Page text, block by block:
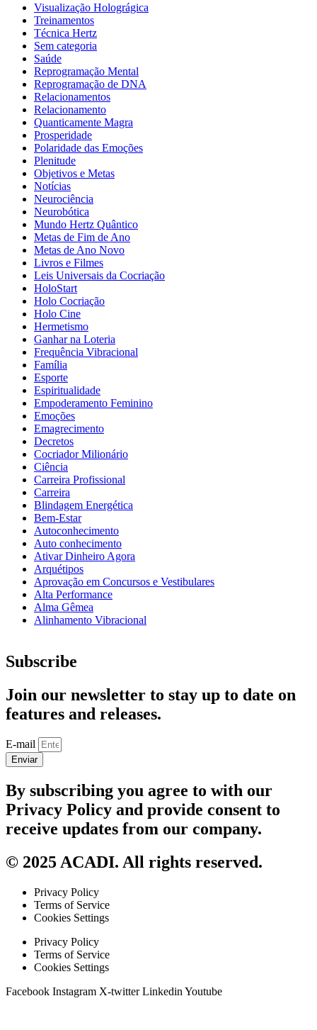
Visualização Holográgica
Treinamentos
Técnica Hertz
Sem categoria
Saúde
Reprogramação Mental
Reprogramação de DNA
Relacionamentos
Relacionamento
Quanticamente Magra
Prosperidade
Polaridade das Emoções
Plenitude
Objetivos e Metas
Notícias
Neurociência
Neurobótica
Mundo Hertz Quântico
Metas de Fim de Ano
Metas de Ano Novo
Livros e Filmes
Leis Universais da Cocriação
HoloStart
Holo Cocriação
Holo Cine
Hermetismo
Ganhar na Loteria
Frequência Vibracional
Família
Esporte
Espiritualidade
Empoderamento Feminino
Emoções
Emagrecimento
Decretos
Cocriador Milionário
Ciência
Carreira Profissional
Carreira
Blindagem Energética
Bem-Estar
Autoconhecimento
Auto conhecimento
Ativar Dinheiro Agora
Arquétipos
Aprovação em Concursos e Vestibulares
Alta Performance
Alma Gêmea
Alinhamento Vibracional
Subscribe
Join our newsletter to stay up to date on
features and releases.
E-mail
Enviar
By subscribing you agree to with our
Privacy Policy and provide consent to
receive updates from our company.
© 2025 ACADI. All rights reserved.
Privacy Policy
Terms of Service
Cookies Settings
Privacy Policy
Terms of Service
Cookies Settings
Facebook Instagram X-twitter Linkedin Youtube